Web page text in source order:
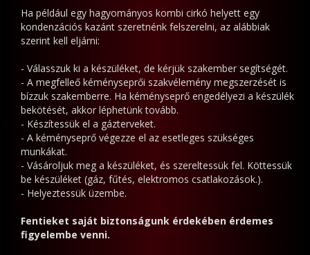
Ha például egy hagyományos kombi cirkó helyett egy
kondenzációs kazánt szeretnénk felszerelni, az alábbiak
szerint kell eljárni:
- Válasszuk ki a készüléket, de kérjük szakember segítségét.
- A megfelleő kéményseprői szakvélemény megszerzését is
bízzuk szakemberre. Ha kéményseprő engedélyezi a készülék
bekötését, akkor léphetünk tovább.
- Készítessük el a gázterveket.
- A kéményseprő végezze el az esetleges szükséges
munkákat.
- Vásároljuk meg a készüléket, és szereltessük fel. Köttessük
be készüléket (gáz, fűtés, elektromos csatlakozások.).
- Helyeztessük üzembe.
Fentieket saját biztonságunk érdekében érdemes
figyelembe venni.